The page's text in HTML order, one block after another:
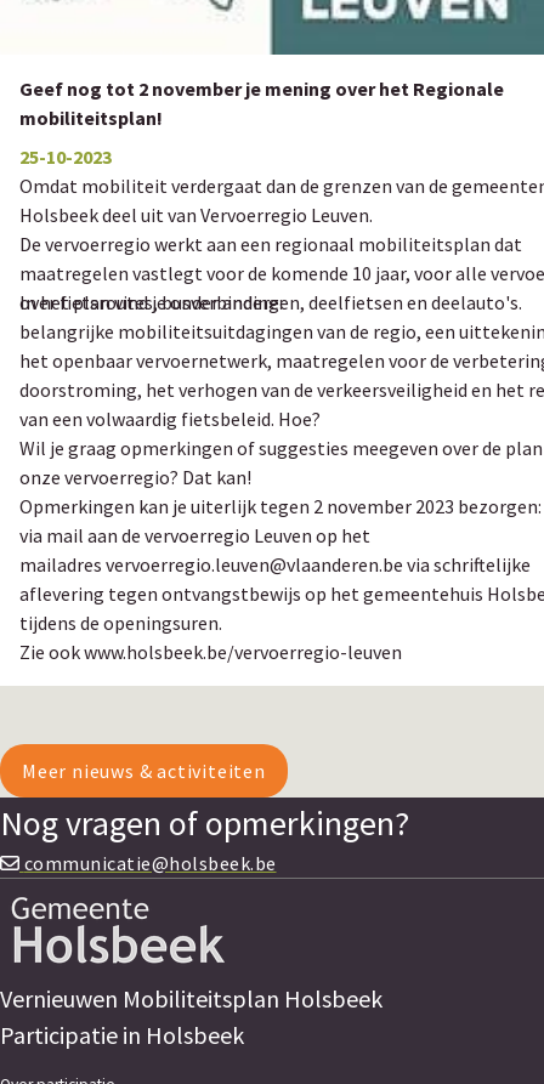
Geef nog tot 2 november je mening over het Regionale
mobiliteitsplan!
25-10-2023
Omdat mobiliteit verdergaat dan de grenzen van de
Holsbeek deel uit van Vervoerregio Leuven.
De vervoerregio werkt aan een regionaal mobiliteitsplan dat
maatregelen vastlegt voor de komende 10 jaar, voor alle
over fietsroutes, busverbindingen, deelfietsen en deelauto's.
In het plan vind je onder andere:
belangrijke mobiliteitsuitdagingen van de regio, een
het openbaar vervoernetwerk, maatregelen voor de
doorstroming, het verhogen van de verkeersveiligheid en het
van een volwaardig fietsbeleid. Hoe?
Wil je graag opmerkingen of suggesties meegeven over de
onze vervoerregio? Dat kan!
Opmerkingen kan je uiterlijk tegen 2 november 2023 bezorgen:
via mail aan de vervoerregio Leuven op het
mailadres vervoerregio.leuven@vlaanderen.be via schriftelijke
aflevering tegen ontvangstbewijs op het gemeentehuis
tijdens de openingsuren.
Zie ook www.holsbeek.be/vervoerregio-leuven
Meer nieuws & activiteiten
Nog vragen of opmerkingen?
communicatie@holsbeek.be
Vernieuwen Mobiliteitsplan Holsbeek
Participatie in Holsbeek